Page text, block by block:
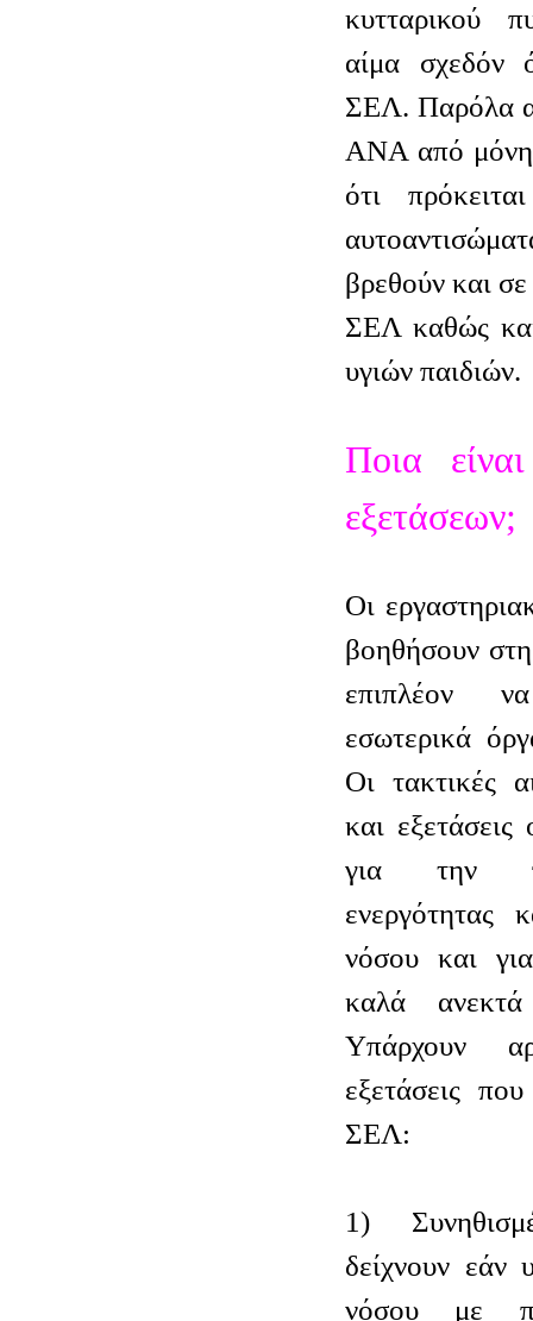
κυτταρικού
αίμα σχεδόν
ΣΕΛ. Παρόλα
ΑΝΑ από μόνη
ότι
βρεθούν και
ΣΕΛ καθώς
υγιών παιδιών.
Ποια
εξετάσεων;
Οι
βοηθήσουν
επιπλέον
εσωτερικά
Οι τακτικές
και εξετάσεις
για την
ενεργότητας
νόσου και
καλά
Υπάρχουν
εξετάσεις
ΣΕΛ:
1)
δείχνουν εάν
νόσου με